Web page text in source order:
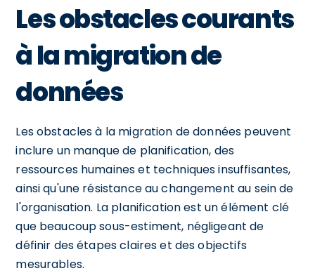
Les obstacles courants
à la migration de
données
Les obstacles à la migration de données peuvent
inclure un manque de planification, des
ressources humaines et techniques insuffisantes,
ainsi qu'une résistance au changement au sein de
l'organisation. La planification est un élément clé
que beaucoup sous-estiment, négligeant de
définir des étapes claires et des objectifs
mesurables.